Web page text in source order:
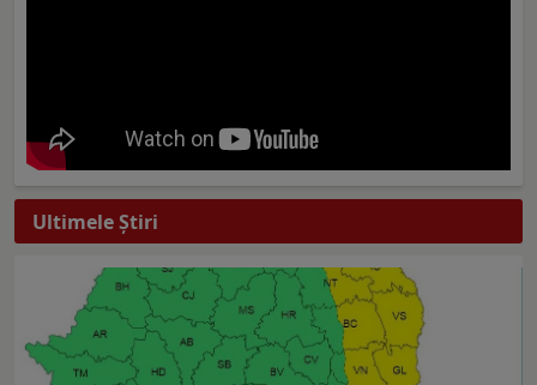
Ultimele Ştiri